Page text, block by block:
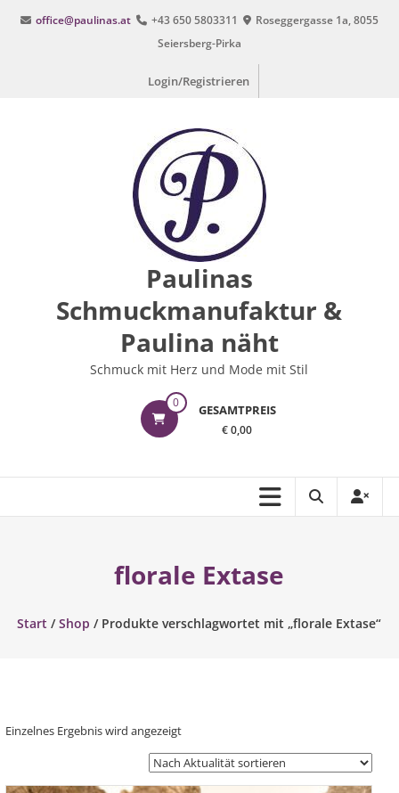
Inhalt
office@paulinas.at +43 650 5803311
Roseggergasse 1a, 8055
Seiersberg-Pirka
Login/Registrieren
Paulinas
Schmuckmanufaktur &
Paulina näht
Schmuck mit Herz und Mode mit Stil
0 GESAMTPREIS
€ 0,00
florale Extase
Start /Shop / Produkte verschlagwortet mit „florale Extase“
Einzelnes Ergebnis wird angezeigt